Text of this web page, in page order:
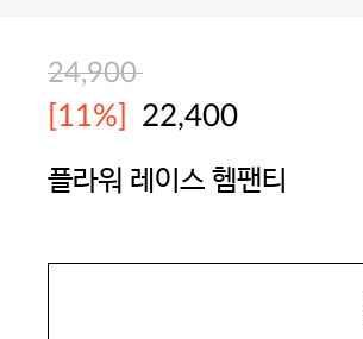
24,900
[11%] 22,400
플라워 레이스 헴팬티